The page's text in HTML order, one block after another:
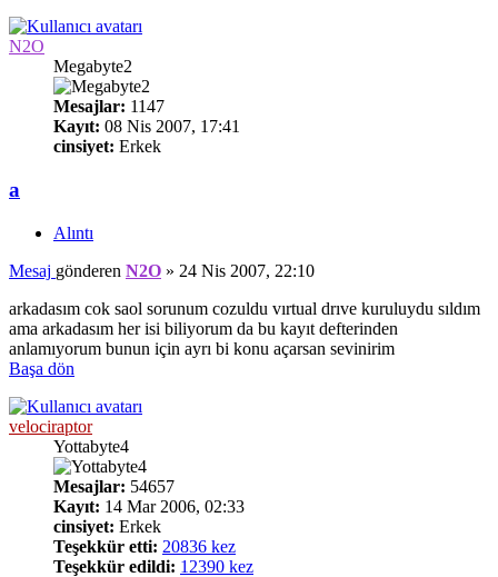
N2O
Megabyte2
Mesajlar: 1147
Kayıt: 08 Nis 2007, 17:41
cinsiyet: Erkek
a
Alıntı
Mesaj gönderen N2O » 24 Nis 2007, 22:10
arkadasım cok saol sorunum cozuldu vırtual drıve kuruluydu sıldım
ama arkadasım her isi biliyorum da bu kayıt defterinden
anlamıyorum bunun için ayrı bi konu açarsan sevinirim
Başa dön
velociraptor
Yottabyte4
Mesajlar: 54657
Kayıt: 14 Mar 2006, 02:33
cinsiyet: Erkek
Teşekkür etti: 20836 kez
Teşekkür edildi: 12390 kez